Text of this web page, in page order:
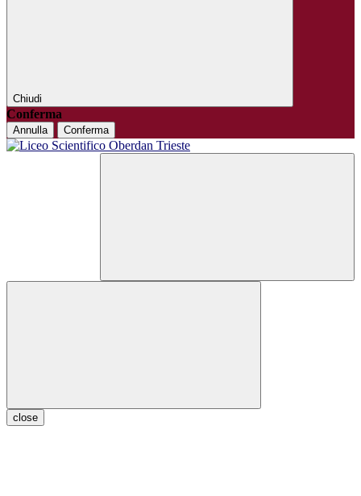
Chiudi
Conferma
Annulla Conferma
close